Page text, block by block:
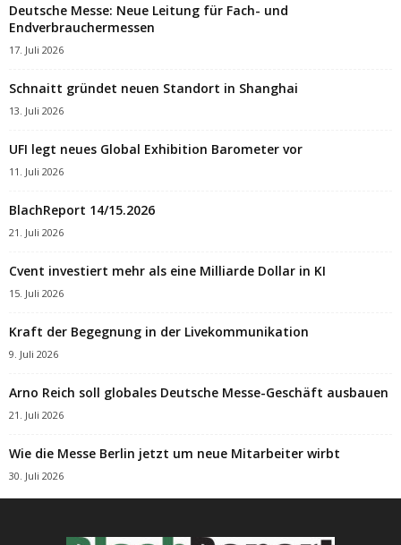
Deutsche Messe: Neue Leitung für Fach- und
Endverbrauchermessen
17. Juli 2026
Schnaitt gründet neuen Standort in Shanghai
13. Juli 2026
UFI legt neues Global Exhibition Barometer vor
11. Juli 2026
BlachReport 14/15.2026
21. Juli 2026
Cvent investiert mehr als eine Milliarde Dollar in KI
15. Juli 2026
Kraft der Begegnung in der Livekommunikation
9. Juli 2026
Arno Reich soll globales Deutsche Messe-Geschäft ausbauen
21. Juli 2026
Wie die Messe Berlin jetzt um neue Mitarbeiter wirbt
30. Juli 2026